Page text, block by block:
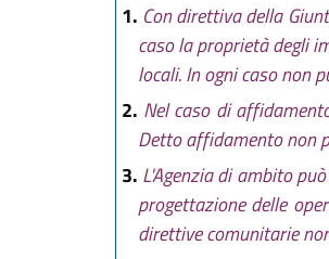
1. Con direttiva della
caso la proprietà degli
locali. In ogni caso non
2. Nel caso di
Detto affidamento non
3. L'Agenzia di ambito
progettazione delle
direttive comunitarie